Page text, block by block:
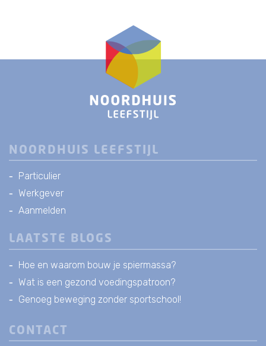
NOORDHUIS LEEFSTIJL
Particulier
Werkgever
Aanmelden
LAATSTE BLOGS
Hoe en waarom bouw je spiermassa?
Wat is een gezond voedingspatroon?
Genoeg beweging zonder sportschool!
CONTACT